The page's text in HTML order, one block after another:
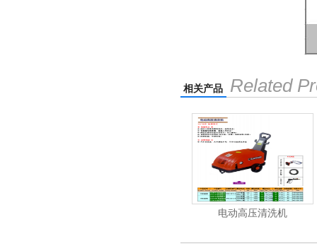
相关产品 Related
电动高压清洗机